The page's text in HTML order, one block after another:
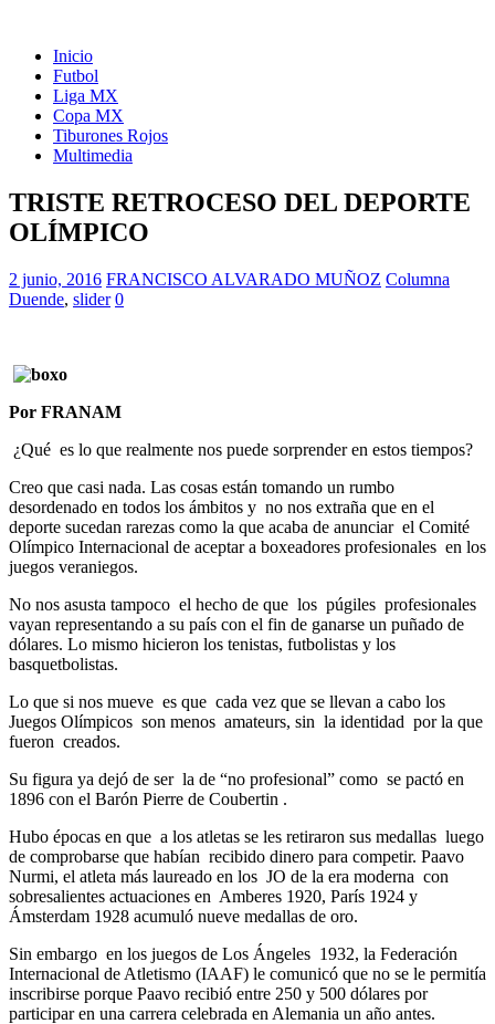
Inicio
Futbol
Liga MX
Copa MX
Tiburones Rojos
Multimedia
TRISTE RETROCESO DEL DEPORTE
OLÍMPICO
2 junio, 2016 FRANCISCO ALVARADO MUÑOZ Columna
Duende, slider 0
Por FRANAM
¿Qué es lo que realmente nos puede sorprender en estos tiempos?
Creo que casi nada. Las cosas están tomando un rumbo
desordenado en todos los ámbitos y no nos extraña que en el
deporte sucedan rarezas como la que acaba de anunciar el Comité
Olímpico Internacional de aceptar a boxeadores profesionales en los
juegos veraniegos.
No nos asusta tampoco el hecho de que los púgiles profesionales
vayan representando a su país con el fin de ganarse un puñado de
dólares. Lo mismo hicieron los tenistas, futbolistas y los
basquetbolistas.
Lo que si nos mueve es que cada vez que se llevan a cabo los
Juegos Olímpicos son menos amateurs, sin la identidad por la que
fueron creados.
Su figura ya dejó de ser la de “no profesional” como se pactó en
1896 con el Barón Pierre de Coubertin .
Hubo épocas en que a los atletas se les retiraron sus medallas luego
de comprobarse que habían recibido dinero para competir. Paavo
Nurmi, el atleta más laureado en los JO de la era moderna con
sobresalientes actuaciones en Amberes 1920, París 1924 y
Ámsterdam 1928 acumuló nueve medallas de oro.
Sin embargo en los juegos de Los Ángeles 1932, la Federación
Internacional de Atletismo (IAAF) le comunicó que no se le permitía
inscribirse porque Paavo recibió entre 250 y 500 dólares por
participar en una carrera celebrada en Alemania un año antes.